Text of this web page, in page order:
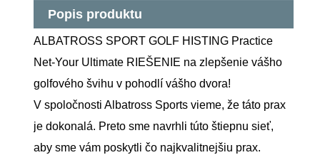
Popis produktu
ALBATROSS SPORT GOLF HISTING Practice
Net-Your Ultimate RIEŠENIE na zlepšenie vášho
golfového švihu v pohodlí vášho dvora!
V spoločnosti Albatross Sports vieme, že táto prax
je dokonalá. Preto sme navrhli túto štiepnu sieť,
aby sme vám poskytli čo najkvalitnejšiu prax.